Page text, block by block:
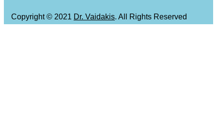
Copyright © 2021 Dr. Vaidakis. All Rights Reserved